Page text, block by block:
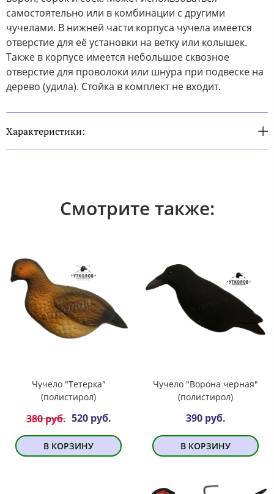
самостоятельно или в комбинации с другими
чучелами. В нижней части корпуса чучела имеется
отверстие для её установки на ветку или колышек.
Также в корпусе имеется небольшое сквозное
отверстие для проволоки или шнура при подвеске на
дерево (удила). Стойка в комплект не входит.
Характеристики:
Смотрите также:
Чучело "Тетерка"
(полистирол)
380 руб. 520 руб.
В КОРЗИНУ
Чучело "Ворона черная"
(полистирол)
390 руб.
В КОРЗИНУ